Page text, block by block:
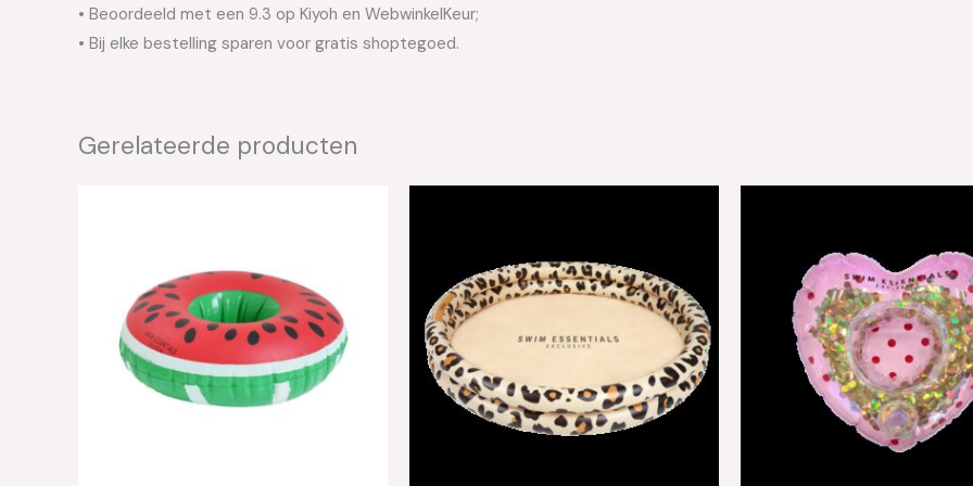
• Beoordeeld met een 9.3 op Kiyoh en WebwinkelKeur;
• Bij elke bestelling sparen voor gratis shoptegoed.
Gerelateerde producten